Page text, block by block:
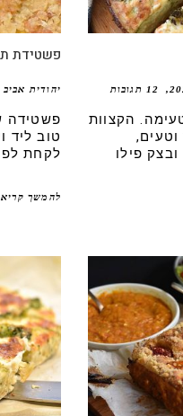
12 תגובות
הקצוות
פילו
פשטידת
יהודית
פשטידה
טוב ליד
לקחת
להמשך